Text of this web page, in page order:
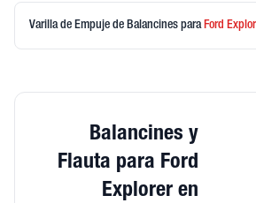
Varilla de Empuje de Balancines para Ford
Balancines y
Flauta para Ford
Explorer en